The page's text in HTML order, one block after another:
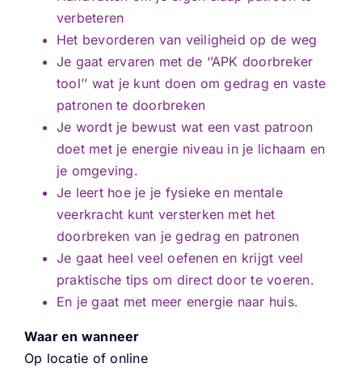
verbeteren
Het bevorderen van veiligheid op de weg
Je gaat ervaren met de ‘’APK doorbreker
tool’’ wat je kunt doen om gedrag en vaste
patronen te doorbreken
Je wordt je bewust wat een vast patroon
doet met je energie niveau in je lichaam en
je omgeving.
Je leert hoe je je fysieke en mentale
veerkracht kunt versterken met het
doorbreken van je gedrag en patronen
Je gaat heel veel oefenen en krijgt veel
praktische tips om direct door te voeren.
En je gaat met meer energie naar huis.
Waar en wanneer
Op locatie of online